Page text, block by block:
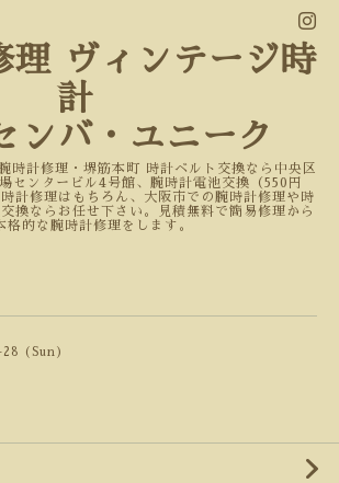
理 ヴィンテージ時
計
ンバ・ユニーク
時計修理・堺筋本町 時計ベルト交換なら中央区
センタービル4号館、腕時計電池交換（550円
計修理はもちろん、大阪市での腕時計修理や時
換ならお任せ下さい。見積無料で簡易修理から
格的な腕時計修理をします。
28 (Sun)